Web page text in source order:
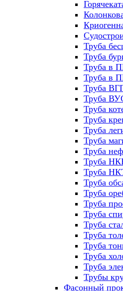
Труба
Труба
Труба в
Труба в
Труба
Труба
Труба
Труба
Труба
Труба
Труба
Труба
Труба
Труба
Труба
Труба
Труба
Труба
Труба
Труба
Труба
Труба
Трубы
Фасонный